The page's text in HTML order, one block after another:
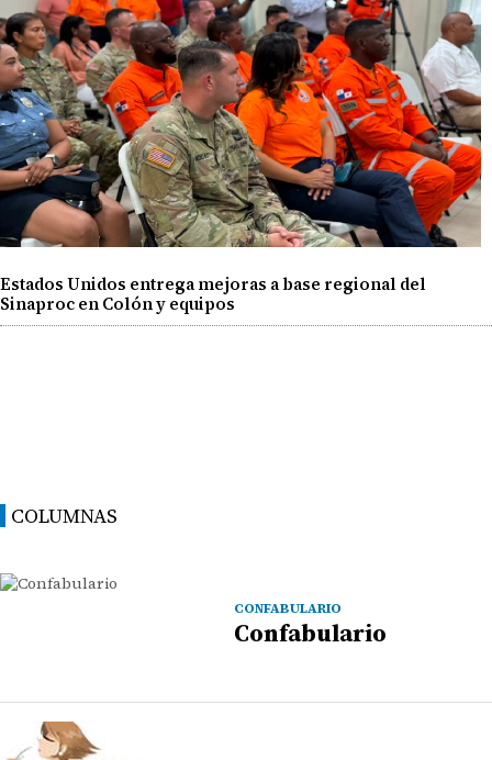
Estados Unidos entrega mejoras a base regional del
Sinaproc en Colón y equipos
COLUMNAS
CONFABULARIO
Confabulario